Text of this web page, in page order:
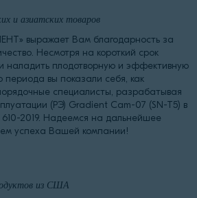
и азиатских товаров
выражает Вам благодарность за
Несмотря на короткий срок
наладить плодотворную и эффективную
периода вы показали себя, как
специалисты, разрабатывая
(РЭ) Gradient Cam-07 (SN-T5) в
610-2019. Надеемся на дальнейшее
успеха Вашей компании!
из США